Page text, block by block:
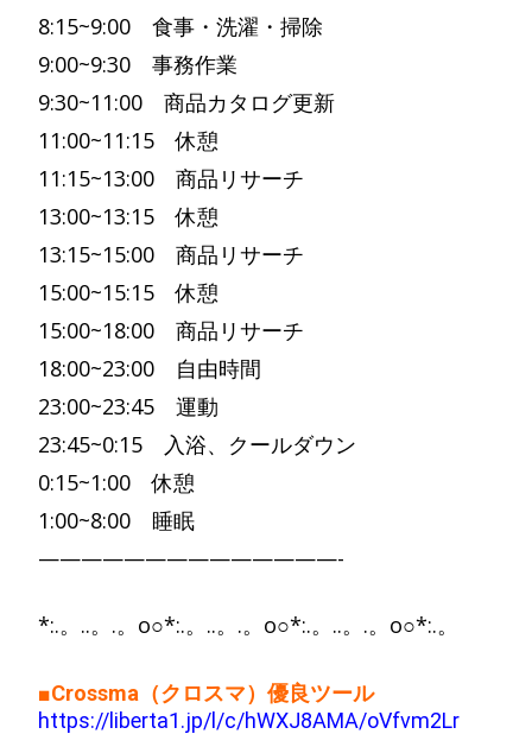
8:15~9:00 食事・洗濯・掃除
9:00~9:30 事務作業
9:30~11:00 商品カタログ更新
11:00~11:15 休憩
11:15~13:00 商品リサーチ
13:00~13:15 休憩
13:15~15:00 商品リサーチ
15:00~15:15 休憩
15:00~18:00 商品リサーチ
18:00~23:00 自由時間
23:00~23:45 運動
23:45~0:15 入浴、クールダウン
0:15~1:00 休憩
1:00~8:00 睡眠
——————————————-
*:.。..。.。o○*:.。..。.。o○*:.。..。.。o○*:.。
■Crossma （クロスマ） 優良ツール
https://liberta1.jp/l/c/hWXJ8AMA/oVfvm2Lr